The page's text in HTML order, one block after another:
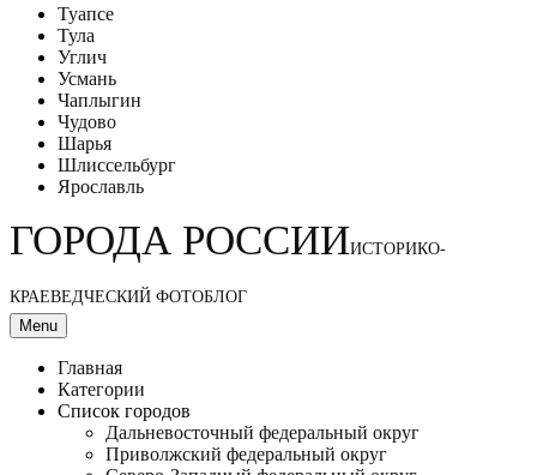
Туапсе
Тула
Углич
Усмань
Чаплыгин
Чудово
Шарья
Шлиссельбург
Ярославль
ГОРОДА РОССИИИСТОРИКО-
КРАЕВЕДЧЕСКИЙ ФОТОБЛОГ
Menu
Главная
Категории
Список городов
Дальневосточный федеральный округ
Приволжский федеральный округ